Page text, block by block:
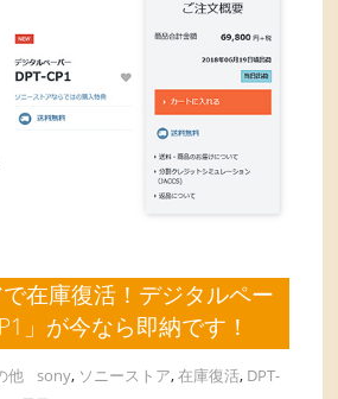
在庫復活！デジタルペー
」が今なら即納です！
他 sony, ソニーストア,在庫復活, DPT-